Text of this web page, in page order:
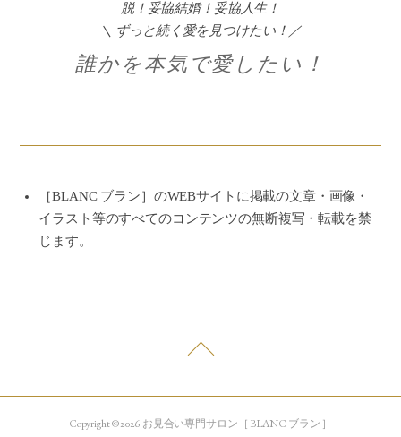
脱！妥協結婚！妥協人生！
＼ ずっと続く愛を見つけたい！／
誰かを本気で愛したい！
［BLANC ブラン］のWEBサイトに掲載の文章・画像・
イラスト等のすべてのコンテンツの無断複写・転載を禁
じます。
Copyright © 2026 お見合い専門サロン［ BLANC ブラン ］